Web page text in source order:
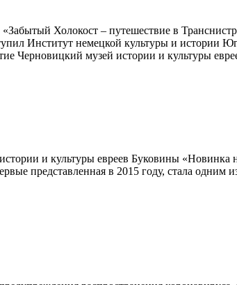
Холокост – путешествие в
Институт немецкой культуры и истории
Черновицкий музей истории и культуры
и культуры евреев Буковины
представленная в 2015 году, стала одним